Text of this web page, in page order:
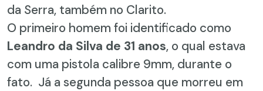
da Serra, também no Clarito.
O primeiro homem foi identificado como
Leandro da Silva de 31 anos, o qual estava
com uma pistola calibre 9mm, durante o
fato. Já a segunda pessoa que morreu em